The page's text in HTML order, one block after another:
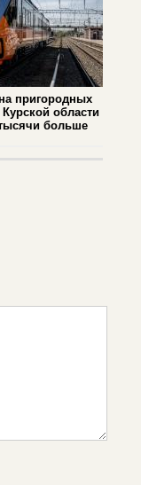
пригородных
области
больше